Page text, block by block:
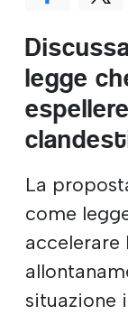
legge
La
come
accelerare
situazione